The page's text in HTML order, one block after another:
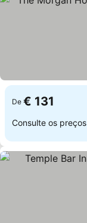
De € 131
Consulte os